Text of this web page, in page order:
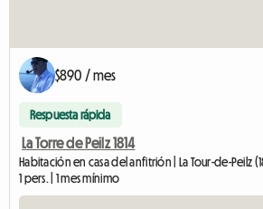
$890 / mes
Respuesta rápida
La Torre de Peilz 1814
Habitación en casa del anfitrión | La Tour-de-Peilz
1 pers. | 1 mes mínimo